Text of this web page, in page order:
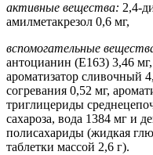
активные вещества: 2,4-
амилметакрезол 0,6 мг,
вспомогательные
антоцианин (Е163) 3,46
ароматизатор сливочный
согревания 0,52 мг,
триглицериды
сахароза, вода 1384 мг и
полисахариды (жидкая
таблетки массой 2,6 г).